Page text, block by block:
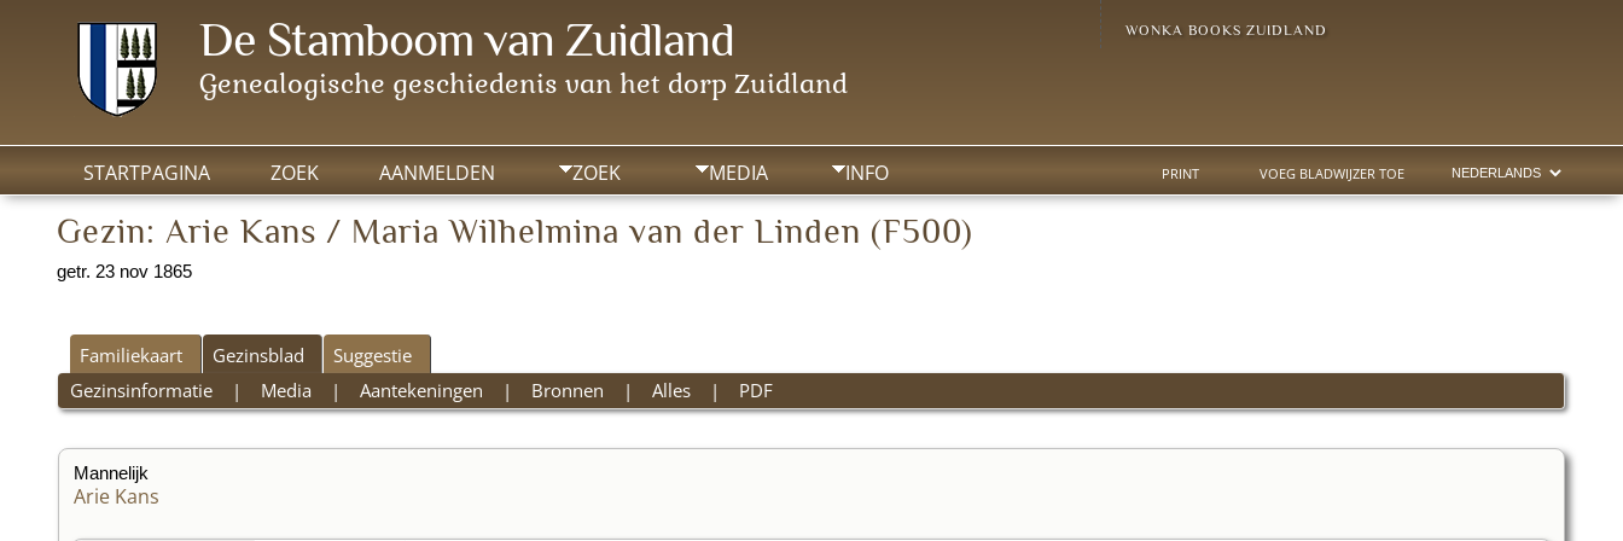
De Stamboom van Zuidland
Genealogische geschiedenis van het dorp Zuidland
WONKA BOOKS ZUIDLAND
ZOEK MEDIA INFO
STARTPAGINA ZOEK AANMELDEN PRINT VOEG BLADWIJZER TOE
Gezin: Arie Kans / Maria Wilhelmina van der Linden (F500)
getr. 23 nov 1865
Familiekaart Gezinsblad
Suggestie
Gezinsinformatie | Media |Aantekeningen | Bronnen |Alles | PDF
Mannelijk
Arie Kans